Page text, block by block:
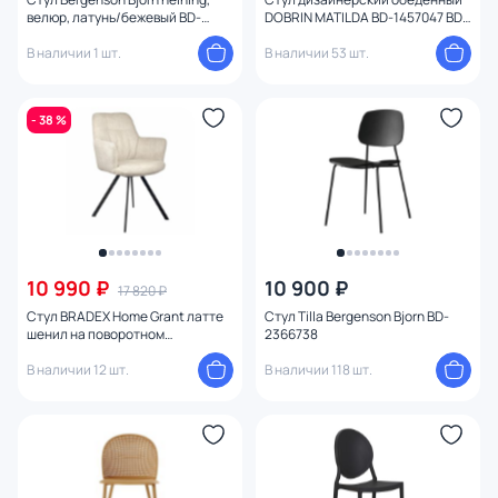
велюр, латунь/бежевый BD-
В наличии 1 шт.
DOBRIN MATILDA BD-1457047 BD-
В наличии 53 шт.
- 38 %
10 990 ₽ 17 820 ₽
Стул BRADEX Home Grant латте
шенил на поворотном
В наличии 12 шт.
10 900 ₽
Стул Tilla Bergenson Bjorn BD-
2366738
В наличии 118 шт.